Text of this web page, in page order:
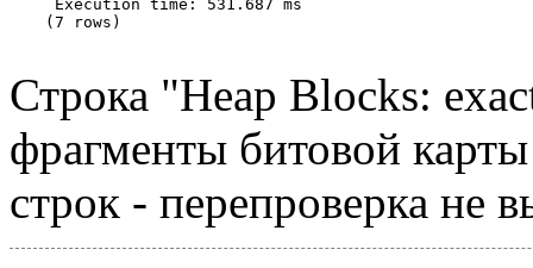
Execution time: 531.687 ms
(7 rows)
Строка "Heap Blocks:
фрагменты битовой
строк - перепроверка не